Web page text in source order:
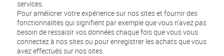
services.
Pour améliorer votre expérience sur nos sites et fournir des
fonctionnalités qui signifient par exemple que vous n'avez pas
besoin de ressaisir vos données chaque fois que vous vous
connectez à nos sites ou pour enregistrer les achats que vous
avez effectués sur nos sites.